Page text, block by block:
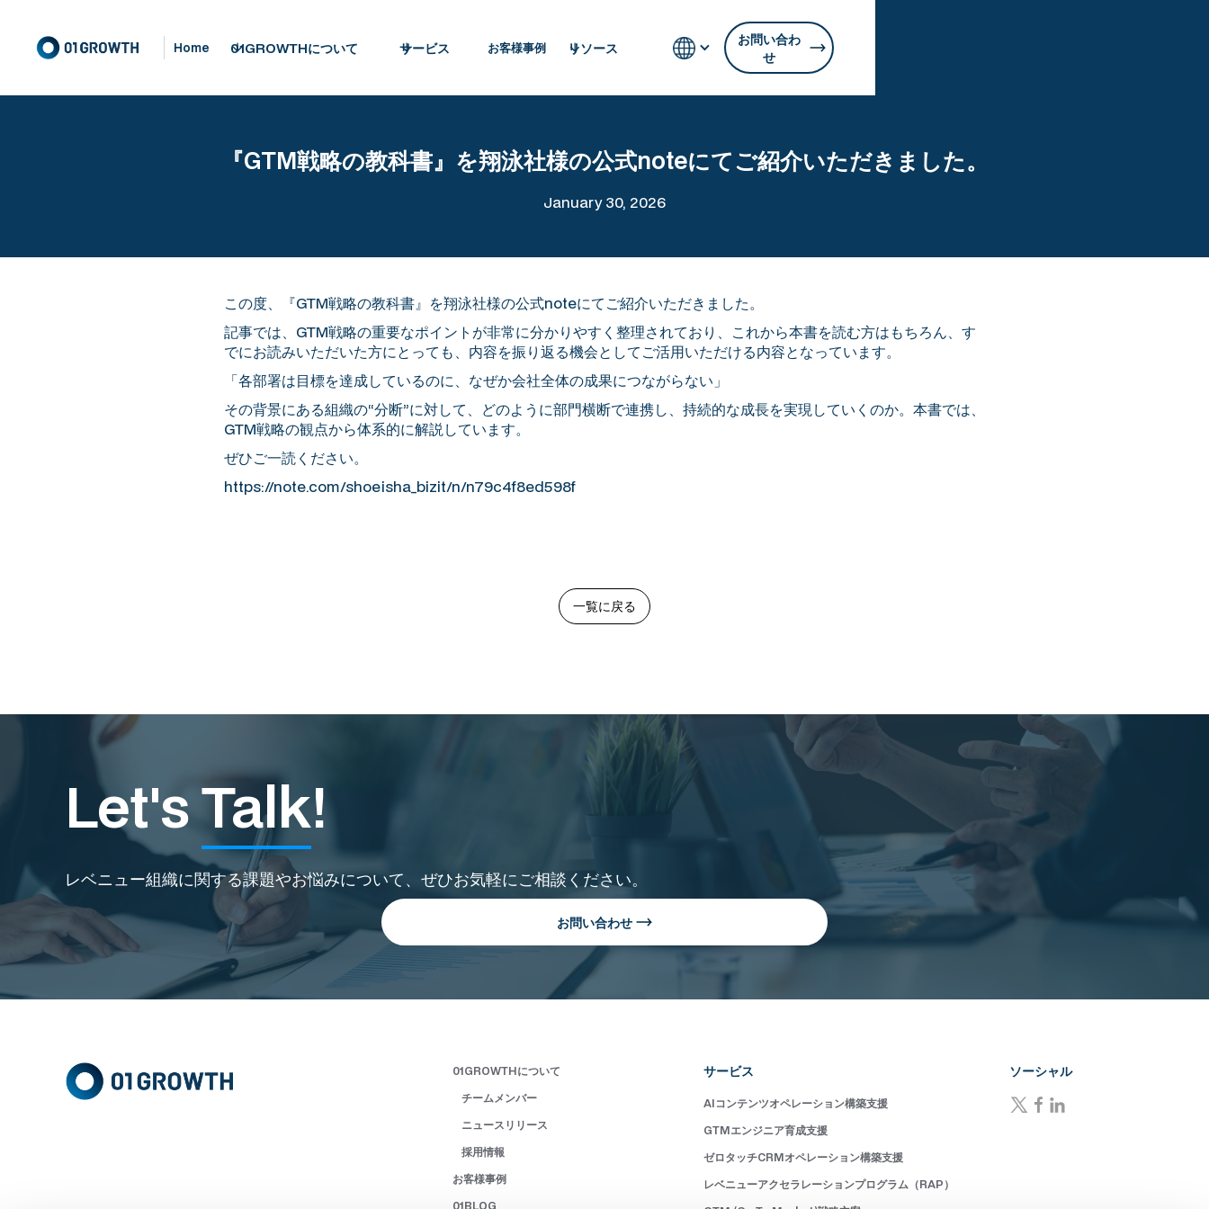
Home 01GROWTHについて サービス お客様事例 リソース
お問い合わ
せ
『GTM戦略の教科書』を翔泳社様の公式noteにてご紹介いただきました。
January 30, 2026
この度、『GTM戦略の教科書』を翔泳社様の公式noteにてご紹介いただきました。
記事では、GTM戦略の重要なポイントが非常に分かりやすく整理されており、これから本書を読む方はもちろん、す
でにお読みいただいた方にとっても、内容を振り返る機会としてご活用いただける内容となっています。
「各部署は目標を達成しているのに、なぜか会社全体の成果につながらない」
その背景にある組織の“分断”に対して、どのように部門横断で連携し、持続的な成長を実現していくのか。本書では、
GTM戦略の観点から体系的に解説しています。
ぜひご一読ください。
https://note.com/shoeisha_bizit/n/n79c4f8ed598f
一覧に戻る
Let'sTalk!
レベニュー組織に関する課題やお悩みについて、ぜひお気軽にご相談ください。
お問い合わせ
01GROWTHについて
チームメンバー
ニュースリリース
採用情報
お客様事例
01BLOG
サービス
AIコンテンツオペレーション構築支援
GTMエンジニア育成支援
ゼロタッチCRMオペレーション構築支援
レベニューアクセラレーションプログラム（RAP）
ソーシャル